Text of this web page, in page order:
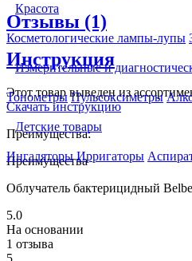
Красота
Косметологические лампы-лупы
Измерительные и
Тонометры Пульсоксиметры
Детские товары
Ингаляторы Ирригаторы
Отзывы (1)
Инструкция
Этот товар выведен из
Скачать инструкцию
Преимущества:
Преимущества
Облучатель бактерицидный
5.0
На основании
1 отзыва